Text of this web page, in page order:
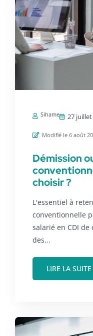
Sihame 27 juillet
Modifié le 6 août
Démission
choisir ?
L'essentiel à
conventionnelle
salarié en CDI
des...
LIRE LA SUITE